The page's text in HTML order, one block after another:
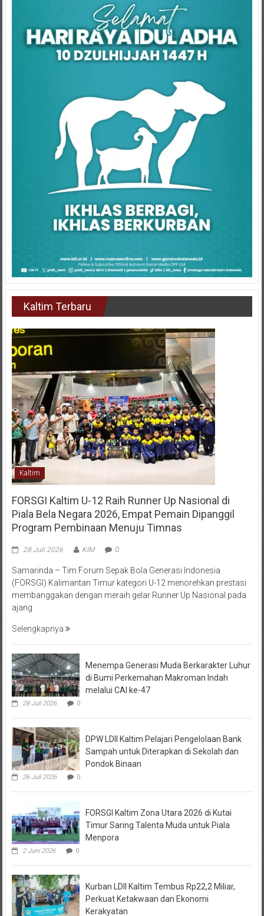
Kaltim Terbaru
Kaltim
FORSGI Kaltim U-12 Raih Runner Up Nasional di
Piala Bela Negara 2026, Empat Pemain Dipanggil
Program Pembinaan Menuju Timnas
(FORSGI) Kalimantan Timur kategori U-12 menorehkan prestasi
membanggakan dengan meraih gelar Runner Up Nasional pada
ajang
di Bumi Perkemahan Makroman Indah
melalui CAI ke-47
28 Juli 2026 0
Sampah untuk Diterapkan di Sekolah dan
Pondok Binaan
26 Juli 2026 0
Timur Saring Talenta Muda untuk Piala
Menpora
2 Juni 2026 0
Perkuat Ketakwaan dan Ekonomi
Kerakyatan
31 Mei 2026 0